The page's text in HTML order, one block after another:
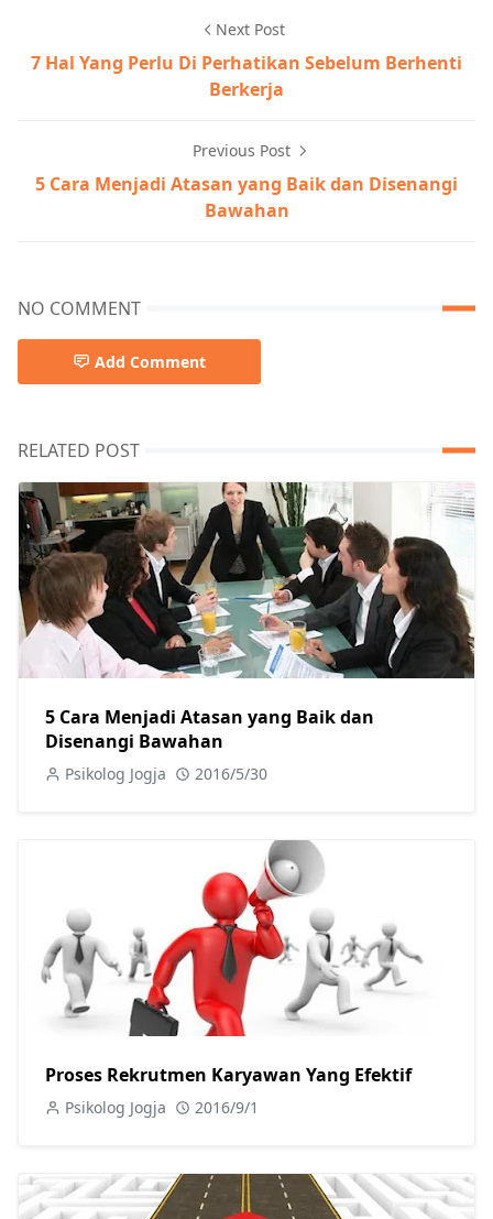
Next Post
7 Hal Yang Perlu Di Perhatikan Sebelum Berhenti
Berkerja
Previous Post
5 Cara Menjadi Atasan yang Baik dan Disenangi
Bawahan
NO COMMENT
Add Comment
RELATED POST
5 Cara Menjadi Atasan yang Baik dan
Disenangi Bawahan
Psikolog Jogja 2016/5/30
Proses Rekrutmen Karyawan Yang Efektif
Psikolog Jogja 2016/9/1